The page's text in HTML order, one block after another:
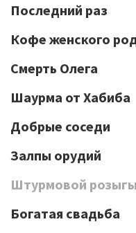
Последний раз
Кофе женского
Смерть Олега
Шаурма от Хабиба
Добрые соседи
Залпы орудий
Штурмовой
Богатая свадьба